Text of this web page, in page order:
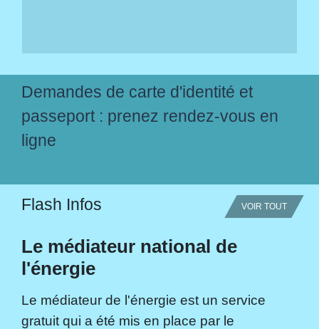
Demandes de carte d'identité et
passeport : prenez rendez-vous en
ligne
Flash Infos VOIR TOUT
Le médiateur national de
l'énergie
Le médiateur de l'énergie est un service
gratuit qui a été mis en place par le